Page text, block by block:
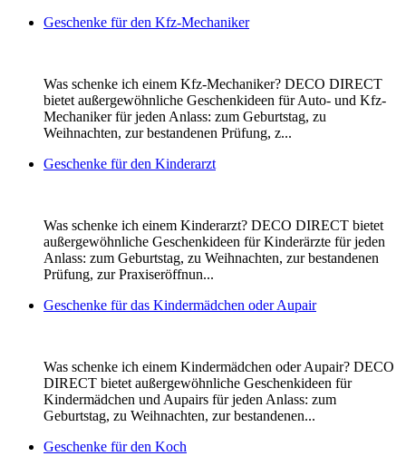
Geschenke für den Kfz-Mechaniker
Was schenke ich einem Kfz-Mechaniker? DECO DIRECT
bietet außergewöhnliche Geschenkideen für Auto- und Kfz-
Mechaniker für jeden Anlass: zum Geburtstag, zu
Weihnachten, zur bestandenen Prüfung, z...
Geschenke für den Kinderarzt
Was schenke ich einem Kinderarzt? DECO DIRECT bietet
außergewöhnliche Geschenkideen für Kinderärzte für jeden
Anlass: zum Geburtstag, zu Weihnachten, zur bestandenen
Prüfung, zur Praxiseröffnun...
Geschenke für das Kindermädchen oder Aupair
Was schenke ich einem Kindermädchen oder Aupair? DECO
DIRECT bietet außergewöhnliche Geschenkideen für
Kindermädchen und Aupairs für jeden Anlass: zum
Geburtstag, zu Weihnachten, zur bestandenen...
Geschenke für den Koch